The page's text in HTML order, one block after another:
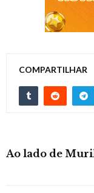
COMPARTILHAR
Ao lado de